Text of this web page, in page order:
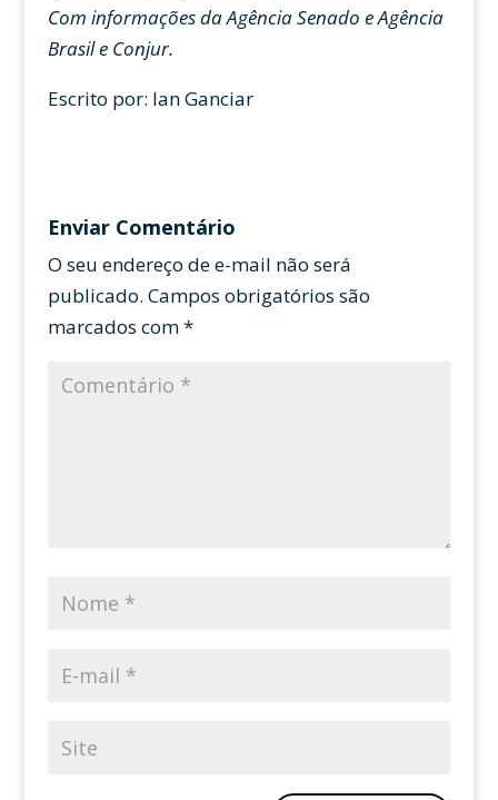
Com informações da Agência Senado e Agência
Brasil e Conjur.
Escrito por: Ian Ganciar
Enviar Comentário
O seu endereço de e-mail não será
publicado. Campos obrigatórios são
marcados com*